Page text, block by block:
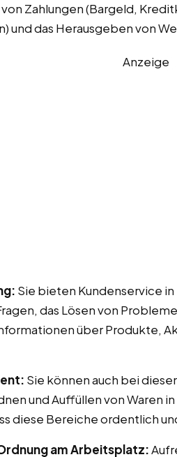
Zahlungen (Bargeld,
und das Herausgeben von
Anzeige
Sie bieten Kundenservice in
das Lösen von
über Produkte,
Sie können auch bei
und Auffüllen von Waren
diese Bereiche ordentlich
am Arbeitsplatz: